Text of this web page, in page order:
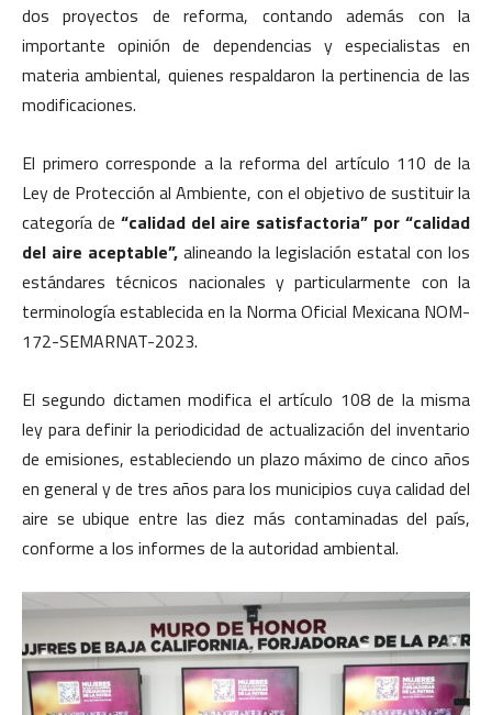
dos proyectos de reforma, contando además con la
importante opinión de dependencias y especialistas en
materia ambiental, quienes respaldaron la pertinencia de las
modificaciones.
El primero corresponde a la reforma del artículo 110 de la
Ley de Protección al Ambiente, con el objetivo de sustituir la
categoría de “calidad del aire satisfactoria” por “calidad
del aire aceptable”, alineando la legislación estatal con los
estándares técnicos nacionales y particularmente con la
terminología establecida en la Norma Oficial Mexicana NOM-
172-SEMARNAT-2023.
El segundo dictamen modifica el artículo 108 de la misma
ley para definir la periodicidad de actualización del inventario
de emisiones, estableciendo un plazo máximo de cinco años
en general y de tres años para los municipios cuya calidad del
aire se ubique entre las diez más contaminadas del país,
conforme a los informes de la autoridad ambiental.